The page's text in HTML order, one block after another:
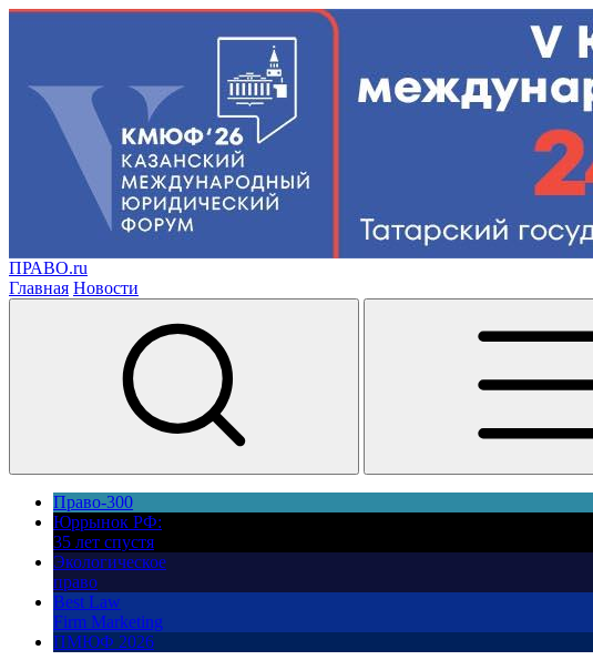
ПРАВО.ru
Главная Новости
Право-300
Юррынок РФ:
35 лет спустя
Экологическое
право
Best Law
Firm Marketing
ПМЮФ 2026